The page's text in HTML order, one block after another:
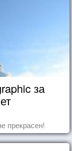
за
прекрасен!